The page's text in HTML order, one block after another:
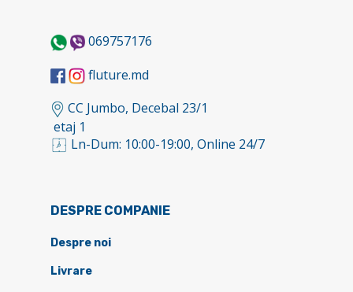
069757176
fluture.md
CC Jumbo, Decebal 23/1
etaj 1
Ln-Dum: 10:00-19:00, Online 24/7
DESPRE COMPANIE
Despre noi
Livrare